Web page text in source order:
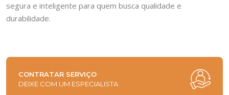
segura e inteligente para quem busca qualidade e
durabilidade.
CONTRATAR SERVIÇO
DEIXE COM UM ESPECIALISTA